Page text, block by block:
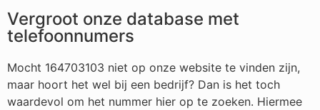
Vergroot onze database met
telefoonnumers
Mocht 164703103 niet op onze website te vinden zijn,
maar hoort het wel bij een bedrijf? Dan is het toch
waardevol om het nummer hier op te zoeken. Hiermee